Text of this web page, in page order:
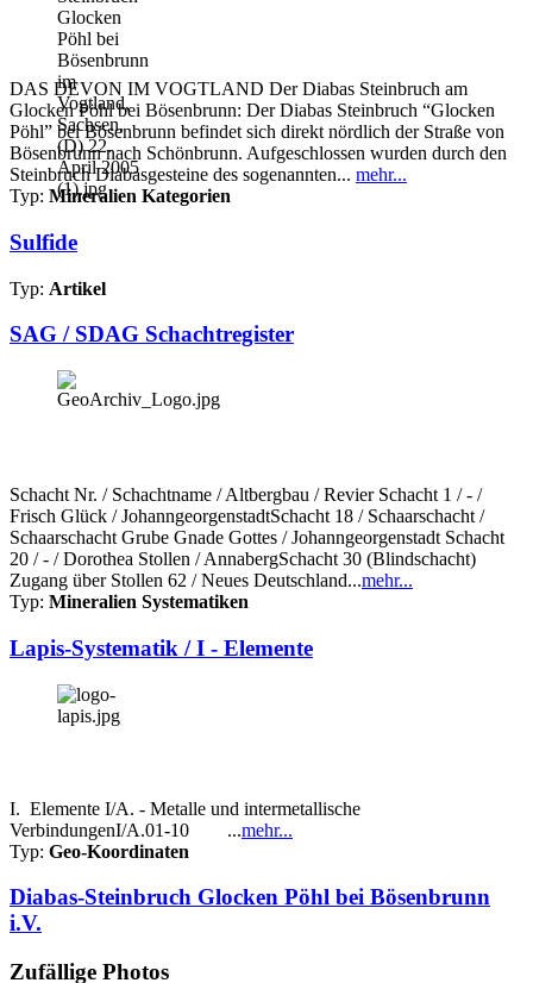
DAS DEVON IM VOGTLAND Der Diabas Steinbruch am
Glocken Pöhl bei Bösenbrunn: Der Diabas Steinbruch “Glocken
Pöhl” bei Bösenbrunn befindet sich direkt nördlich der Straße von
Bösenbrunn nach Schönbrunn. Aufgeschlossen wurden durch den
Steinbruch Diabasgesteine des sogenannten... mehr...
Typ: Mineralien Kategorien
Sulfide
Typ: Artikel
SAG / SDAG Schachtregister
Schacht Nr. / Schachtname / Altbergbau / Revier Schacht 1 / - /
Frisch Glück / JohanngeorgenstadtSchacht 18 / Schaarschacht /
Schaarschacht Grube Gnade Gottes / Johanngeorgenstadt Schacht
20 / - / Dorothea Stollen / AnnabergSchacht 30 (Blindschacht)
Zugang über Stollen 62 / Neues Deutschland...mehr...
Typ: Mineralien Systematiken
Lapis-Systematik / I - Elemente
I. Elemente I/A. - Metalle und intermetallische
VerbindungenI/A.01-10 ...mehr...
Typ: Geo-Koordinaten
Diabas-Steinbruch Glocken Pöhl bei Bösenbrunn
i.V.
Zufällige Photos